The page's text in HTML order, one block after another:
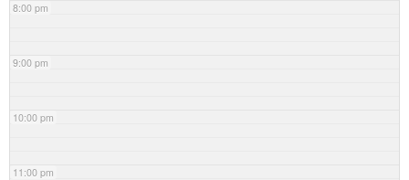
8:00 pm
9:00 pm
10:00 pm
11:00 pm